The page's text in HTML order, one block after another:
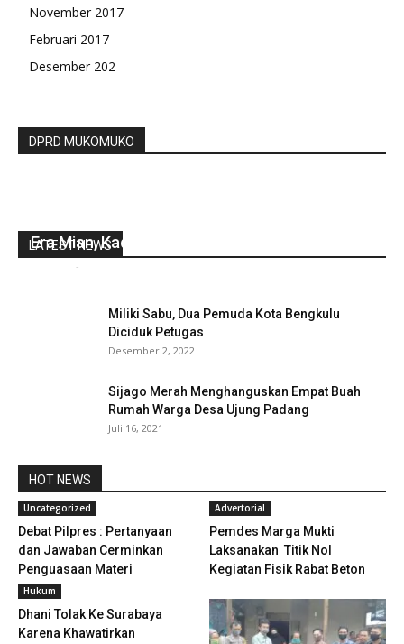
November 2017
Februari 2017
Desember 202
DPRD MUKOMUKO
LATEST NEWS
Era Mian, Kades Dilantik Dari Dalam Penjara
-
Miliki Sabu, Dua Pemuda Kota Bengkulu
Diciduk Petugas
Desember 2, 2022
Sijago Merah Menghanguskan Empat Buah
Rumah Warga Desa Ujung Padang
Juli 16, 2021
HOT NEWS
Uncategorized
Debat Pilpres : Pertanyaan
dan Jawaban Cerminkan
Penguasaan Materi
Advertorial
Pemdes Marga Mukti
Laksanakan Titik Nol
Kegiatan Fisik Rabat Beton
Hukum
Dhani Tolak Ke Surabaya
Karena Khawatirkan